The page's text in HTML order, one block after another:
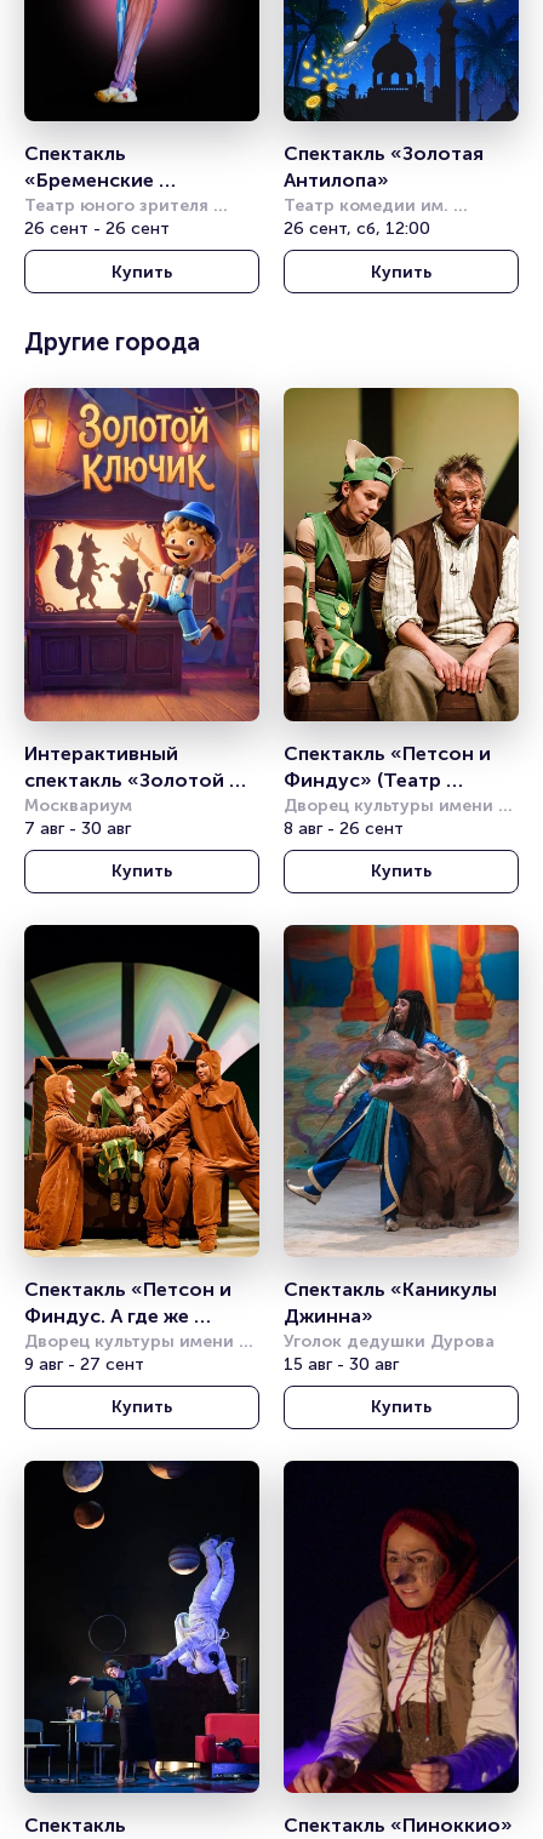
Спектакль
«Бременские
музыканты»
Театр юного зрителя
имени А.А. Брянцева
26 сент - 26 сент
Купить
Спектакль «Золотая
Антилопа»
Театр комедии им.
Акимова
26 сент, сб, 12:00
Купить
Другие города
Интерактивный
спектакль «Золотой
Ключик»
Москвариум
7 авг - 30 авг
Купить
Спектакль «Петсон и
Финдус» (Театр
Комикс)
Дворец культуры имени
Горбунова
8 авг - 26 сент
Купить
Спектакль «Петсон и
Финдус. А где же
Юсси?» (Театр Комикс)
Дворец культуры имени
Горбунова
9 авг - 27 сент
Купить
Спектакль «Каникулы
Джинна»
Уголок дедушки Дурова
15 авг - 30 авг
Купить
Спектакль